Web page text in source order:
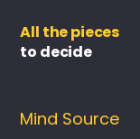
Mind Source
All the pieces
to decide